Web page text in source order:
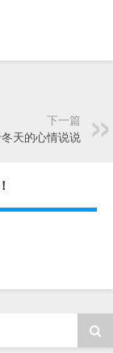
下一篇
天的心情说说